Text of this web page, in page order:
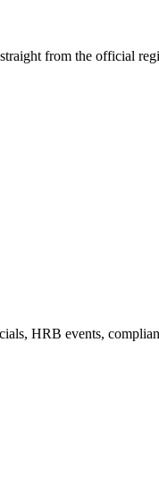
from the official
HRB events,